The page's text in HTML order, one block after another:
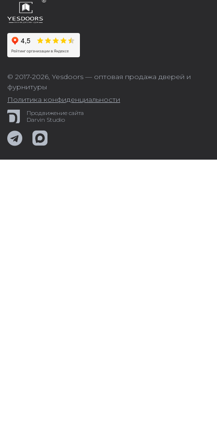
© 2017-2026, Yesdoors — оптовая продажа дверей и
фурнитуры
Политика конфиденциальности
Продвижение сайта
Darvin Studio